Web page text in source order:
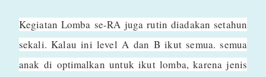
Kegiatan Lomba se-RA juga rutin diadakan setahun
sekali. Kalau ini level A dan B ikut semua. semua
anak di optimalkan untuk ikut lomba, karena jenis